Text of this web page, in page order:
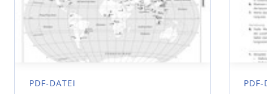
PDF-DATEI PDF-